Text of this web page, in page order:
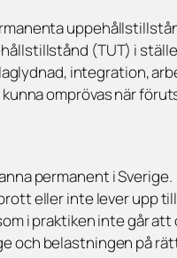
(TUT) i
integration,
omprövas när
permanent i Sverige.
eller inte lever upp
i praktiken inte går att
och belastningen på